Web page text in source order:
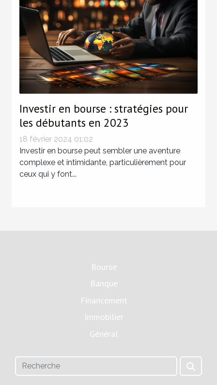
Investir en bourse : stratégies pour
les débutants en 2023
18 février 2024 01:02
Investir en bourse peut sembler une aventure
complexe et intimidante, particulièrement pour
ceux qui y font...
Bourse
Banque
Financement
Immobilier
Général